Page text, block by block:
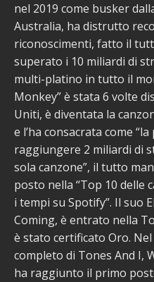
nel 2019 come busker
Australia, ha distrutto
riconoscimenti, fatto il
superato i 10 miliardi di
multi-platino in tutto il
Monkey” è stata 6 volte
Uniti, è diventata la
e l’ha consacrata come
raggiungere 2 miliardi di
sola canzone”, il tutto
posto nella “Top 10 delle
i tempi su Spotify”. Il suo
Coming, è entrato nella
è stato certificato Oro.
completo di Tones And I,
ha raggiunto il primo